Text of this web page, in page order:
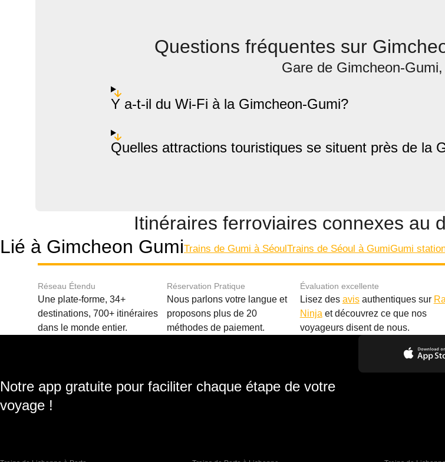
Questions fréquentes sur
Gare de Gimcheon-
Y a-t-il du Wi-Fi à la Gimcheon-Gumi?
Quelles attractions touristiques se situent près de la
Itinéraires ferroviaires connexes au
Lié à Gimcheon GumiTrains de Gumi à SéoulTrains de Séoul à GumiGumi
Réseau Étendu
Une plate-forme, 34+
destinations, 700+ itinéraires
dans le monde entier.
Réservation Pratique
Nous parlons votre langue et
proposons plus de 20
méthodes de paiement.
Évaluation excellente
Lisez des avisauthentiques sur
Ninja et découvrez ce que nos
voyageurs disent de nous.
Notre app gratuite pour faciliter chaque étape de votre
voyage !